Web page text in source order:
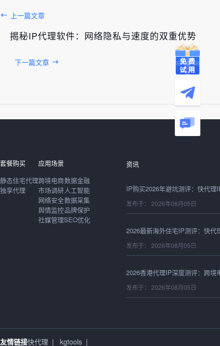
上一篇文章
揭秘IP代理软件：网络隐私与速度的双重优势
下一篇文章
套餐购买
静态住宅代理
独享代理
应用场景
跨境电商
市场调研
网络安全
舆情监控
社媒管理
数据金融
人工智能
数据采集
品牌保护
SEO优化
资讯
发布于： 2026年08月06日
发布于： 2026年08月05日
发布于： 2026年08月05日
发布于： 2026年08月05日
发布于： 2026年08月05日
友情链接快代理 | kgtools |